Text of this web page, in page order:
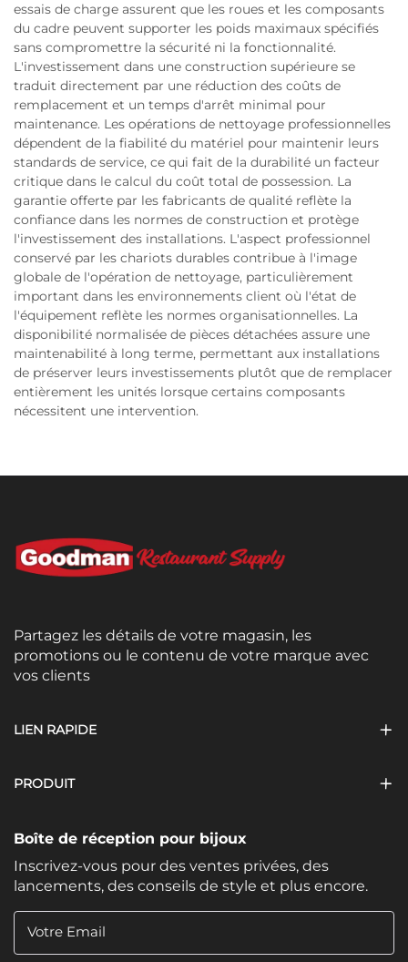
essais de charge assurent que les roues et les composants
du cadre peuvent supporter les poids maximaux spécifiés
sans compromettre la sécurité ni la fonctionnalité.
L'investissement dans une construction supérieure se
traduit directement par une réduction des coûts de
remplacement et un temps d'arrêt minimal pour
maintenance. Les opérations de nettoyage professionnelles
dépendent de la fiabilité du matériel pour maintenir leurs
standards de service, ce qui fait de la durabilité un facteur
critique dans le calcul du coût total de possession. La
garantie offerte par les fabricants de qualité reflète la
confiance dans les normes de construction et protège
l'investissement des installations. L'aspect professionnel
conservé par les chariots durables contribue à l'image
globale de l'opération de nettoyage, particulièrement
important dans les environnements client où l'état de
l'équipement reflète les normes organisationnelles. La
disponibilité normalisée de pièces détachées assure une
maintenabilité à long terme, permettant aux installations
de préserver leurs investissements plutôt que de remplacer
entièrement les unités lorsque certains composants
nécessitent une intervention.
Partagez les détails de votre magasin, les
promotions ou le contenu de votre marque avec
vos clients
LIEN RAPIDE
PRODUIT
Boîte de réception pour bijoux
Inscrivez-vous pour des ventes privées, des
lancements, des conseils de style et plus encore.
Votre Email